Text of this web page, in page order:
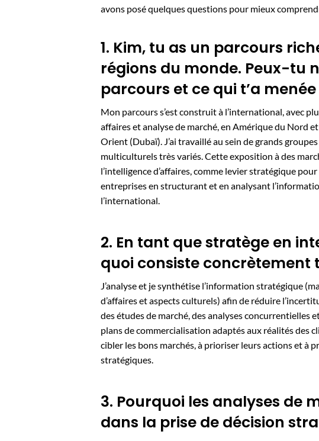
avons posé quelques questions pour mieux
1. Kim, tu as un parcours
régions du monde. Peux-tu
parcours et ce qui t’a
Mon parcours s’est construit à l’international, avec
affaires et analyse de marché, en Amérique du Nord
Orient (Dubaï). J’ai travaillé au sein de grands
multiculturels très variés. Cette exposition à des
l’intelligence d’affaires, comme levier stratégique
entreprises en structurant et en analysant
l’international.
2. En tant que stratège en
quoi consiste concrètement
J’analyse et je synthétise l’information stratégique
d’affaires et aspects culturels) afin de réduire
des études de marché, des analyses concurrentielles
plans de commercialisation adaptés aux réalités des
cibler les bons marchés, à prioriser leurs actions et à
stratégiques.
3. Pourquoi les analyses de
dans la prise de décision